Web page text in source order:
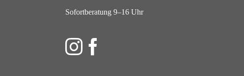
Sofortberatung 9–16 Uhr